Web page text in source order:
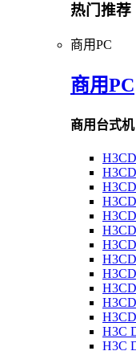
热门推荐
商用PC
商用PC
商用台式机
H3C
H3C